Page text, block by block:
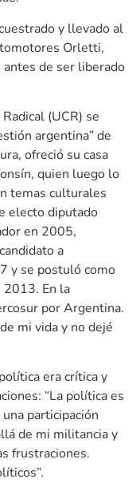
y llevado al
Orletti,
de ser liberado
(UCR) se
argentina” de
ofreció su casa
quien luego lo
temas culturales
electo diputado
en 2005,
a
y se postuló como
2013. En la
por Argentina.
mi vida y no dejé
era crítica y
“La política es
participación
de mi militancia y
frustraciones.